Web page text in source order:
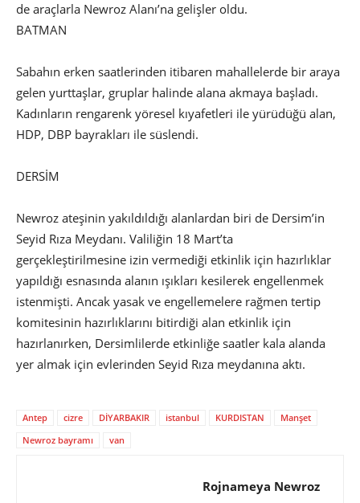
de araçlarla Newroz Alanı’na gelişler oldu.
BATMAN
Sabahın erken saatlerinden itibaren mahallelerde bir araya
gelen yurttaşlar, gruplar halinde alana akmaya başladı.
Kadınların rengarenk yöresel kıyafetleri ile yürüdüğü alan,
HDP, DBP bayrakları ile süslendi.
DERSİM
Newroz ateşinin yakıldıldığı alanlardan biri de Dersim’in
Seyid Rıza Meydanı. Valiliğin 18 Mart’ta
gerçekleştirilmesine izin vermediği etkinlik için hazırlıklar
yapıldığı esnasında alanın ışıkları kesilerek engellenmek
istenmişti. Ancak yasak ve engellemelere rağmen tertip
komitesinin hazırlıklarını bitirdiği alan etkinlik için
hazırlanırken, Dersimlilerde etkinliğe saatler kala alanda
yer almak için evlerinden Seyid Rıza meydanına aktı.
Antep cizre DİYARBAKIR istanbul KURDISTAN
Manşet
Newroz bayramı
van
Rojnameya Newroz